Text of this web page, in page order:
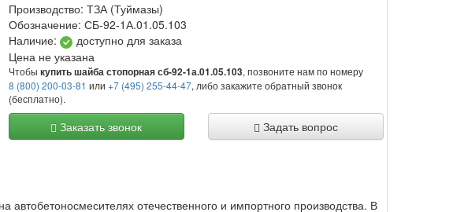
Производство: ТЗА (Туймазы)
Обозначение: СБ-92-1А.01.05.103
Наличие:
доступно для заказа
Цена не указана
Чтобы купить шайба стопорная сб-92-1а.01.05.103, позвоните нам по номеру
8 (800) 200-03-81 или +7 (495) 255-44-47, либо закажите обратный звонок
(бесплатно).
Заказать звонок Задать вопрос
отечественного и импортного производства. В